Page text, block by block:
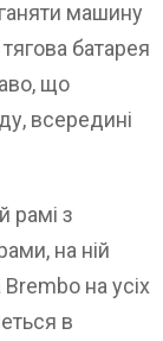
машину
батарея
що
всередині
рамі з
на ній
на усіх
в